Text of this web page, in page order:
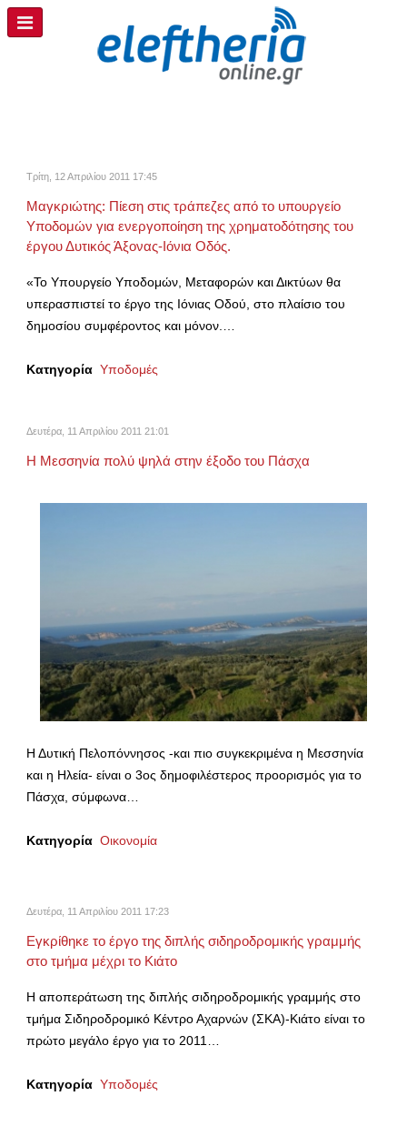
Τρίτη, 12 Απριλίου 2011 17:45
Μαγκριώτης: Πίεση στις τράπεζες από το υπουργείο
Υποδομών για ενεργοποίηση της χρηματοδότησης του
έργου Δυτικός Άξονας-Ιόνια Οδός.
«Το Υπουργείο Υποδομών, Μεταφορών και Δικτύων θα
υπερασπιστεί το έργο της Ιόνιας Οδού, στο πλαίσιο του
δημοσίου συμφέροντος και μόνον.…
Κατηγορία Υποδομές
Δευτέρα, 11 Απριλίου 2011 21:01
Η Μεσσηνία πολύ ψηλά στην έξοδο του Πάσχα
Η Δυτική Πελοπόννησος -και πιο συγκεκριμένα η Μεσσηνία
και η Ηλεία- είναι ο 3ος δημοφιλέστερος προορισμός για το
Πάσχα, σύμφωνα…
Κατηγορία Οικονομία
Δευτέρα, 11 Απριλίου 2011 17:23
Εγκρίθηκε το έργο της διπλής σιδηροδρομικής γραμμής
στο τμήμα μέχρι το Κιάτο
Η αποπεράτωση της διπλής σιδηροδρομικής γραμμής στο
τμήμα Σιδηροδρομικό Κέντρο Αχαρνών (ΣΚΑ)-Κιάτο είναι το
πρώτο μεγάλο έργο για το 2011…
Κατηγορία Υποδομές